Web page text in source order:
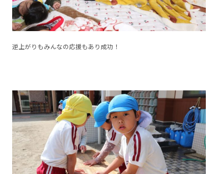
逆上がりもみんなの応援もあり成功！